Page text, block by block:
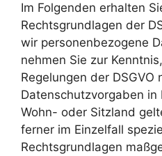
Im Folgenden erhalten
Rechtsgrundlagen der
wir personenbezogene
nehmen Sie zur
Regelungen der DSGVO
Datenschutzvorgaben in
Wohn- oder Sitzland
ferner im Einzelfall
Rechtsgrundlagen